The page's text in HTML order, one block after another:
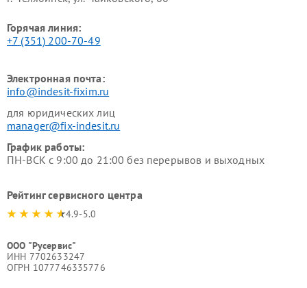
Горячая линия:
+7 (351) 200-70-49
Электронная почта:
info@indesit-fixim.ru
для юридических лиц
manager@fix-indesit.ru
График работы:
ПН-ВСК с 9:00 до 21:00 без перерывов и выходных
Рейтинг сервисного центра
4.9-5.0
ООО "Русервис"
ИНН 7702633247
ОГРН 1077746335776